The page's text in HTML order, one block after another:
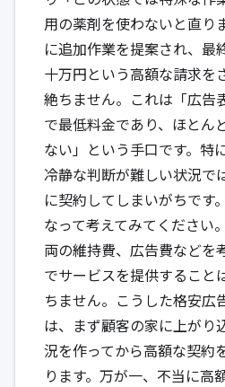
用の薬剤を使わないと直り
に追加作業を提案され、最
十万円という高額な請求を
絶ちません。これは「広告
で最低料金であり、ほとん
ない」という手口です。特
冷静な判断が難しい状況で
に契約してしまいがちです
なって考えてみてください
両の維持費、広告費などを
でサービスを提供すること
ちません。こうした格安広
は、まず顧客の家に上がり
況を作ってから高額な契約
ります。万が一、不当に高